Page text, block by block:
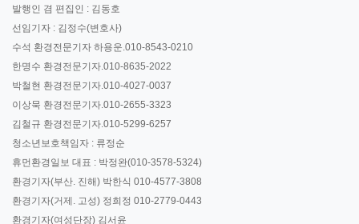
발행인 겸 편집인 : 김동호
선임기자 : 김정수(변호사)
수석 환경전문기자 하용운.010-8543-0210
한명수 환경전문기자.010-8635-2022
박철현 환경전문기자.010-4027-0037
이상묵 환경전문기자.010-2655-3323
김철규 환경전문기자.010-5299-6257
청소년보호책임자 : 류정순
휴먼환경일보 대표 : 박정완(010-3578-5324)
환경기자(부산. 진해) 박한식 010-4577-3808
환경기자(거제. 고성) 정희정 010-2779-0443
환경기자(여성단장) 김서윤